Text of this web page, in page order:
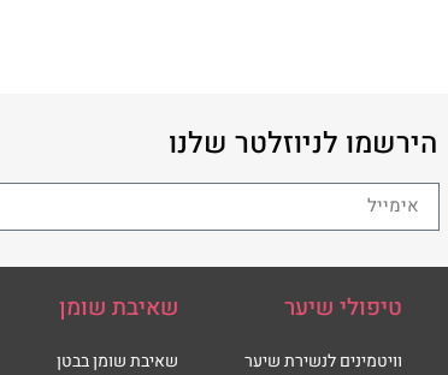
הירשמו לניוזלטר שלנו
טיפולי שיער
וויטמינים לנשירת שיער
שאיבת שומן
שאיבת שומן בבטן